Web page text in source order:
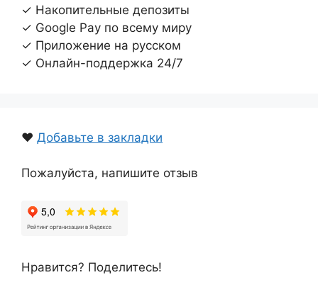
✓ Накопительные депозиты
✓ Google Pay по всему миру
✓ Приложение на русском
✓ Онлайн-поддержка 24/7
❤️ Добавьте в закладки
Пожалуйста, напишите отзыв
Нравится? Поделитесь!